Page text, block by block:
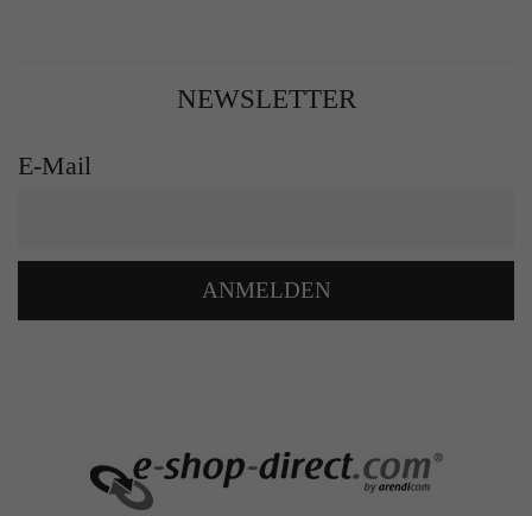
NEWSLETTER
E-Mail
ANMELDEN